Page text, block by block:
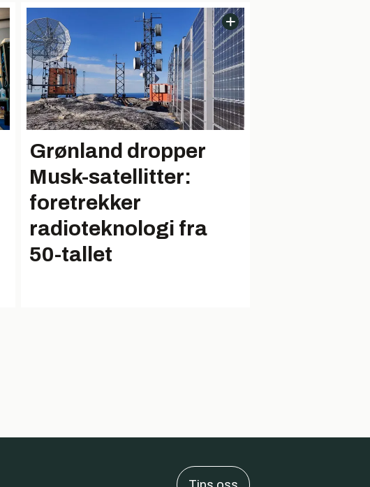
Grønland dropper
Musk-satellitter:
foretrekker
radioteknologi fra
50-tallet